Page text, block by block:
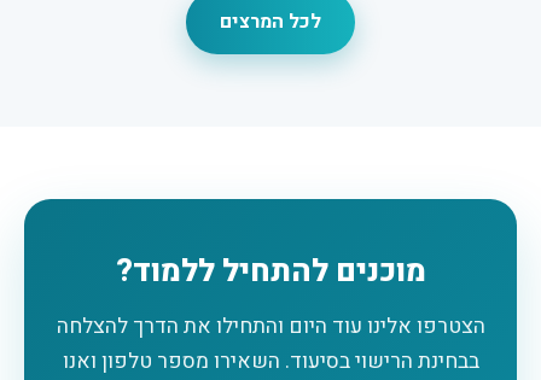
לכל המרצים
מוכנים להתחיל ללמוד?
הצטרפו אלינו עוד היום והתחילו את הדרך להצלחה
בבחינת הרישוי בסיעוד. השאירו מספר טלפון ואנו